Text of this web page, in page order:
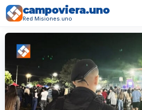
campoviera.uno
Red Misiones.uno